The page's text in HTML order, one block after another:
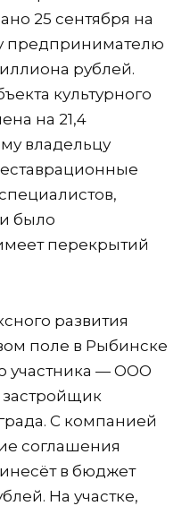
25 сентября на
предпринимателю
рублей.
культурного
на 21,4
владельцу
было
перекрытий
развития
поле в Рыбинске
участника — ООО
С компанией
соглашения
в бюджет
На участке,